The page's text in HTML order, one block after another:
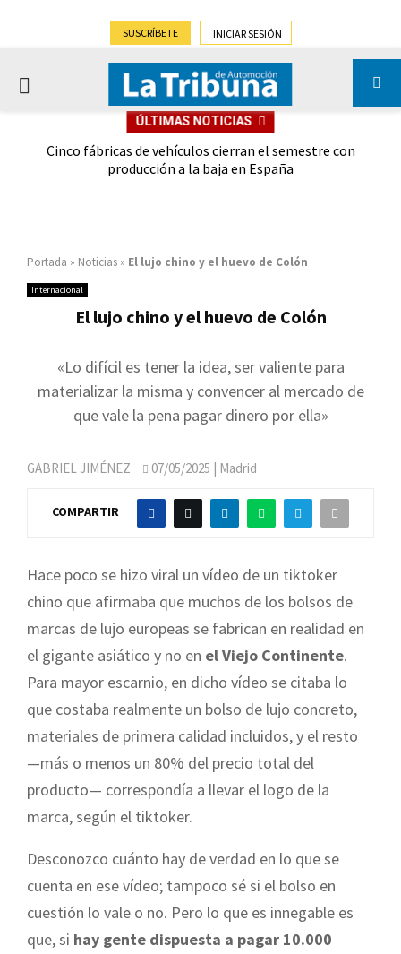
SUSCRÍBETE INICIAR SESIÓN
PRIMARY
ÚLTIMAS NOTICIAS
Cinco fábricas de vehículos cierran el semestre con
producción a la baja en España
Portada » Noticias » El lujo chino y el huevo de Colón
Internacional
El lujo chino y el huevo de Colón
«Lo difícil es tener la idea, ser valiente para
materializar la misma y convencer al mercado de
que vale la pena pagar dinero por ella»
GABRIEL JIMÉNEZ 07/05/2025 | Madrid
COMPARTIR
Hace poco se hizo viral un vídeo de un tiktoker
chino que afirmaba que muchos de los bolsos de
marcas de lujo europeas se fabrican en realidad en
el gigante asiático y no en el Viejo Continente.
Para mayor escarnio, en dicho vídeo se citaba lo
que costaba realmente un bolso de lujo concreto,
materiales de primera calidad incluidos, y el resto
—más o menos un 80% del precio total del
producto— correspondía a llevar el logo de la
marca, según el tiktoker.
Desconozco cuánto hay de verdad en lo que se
cuenta en ese vídeo; tampoco sé si el bolso en
cuestión lo vale o no. Pero lo que es innegable es
que, si hay gente dispuesta a pagar 10.000